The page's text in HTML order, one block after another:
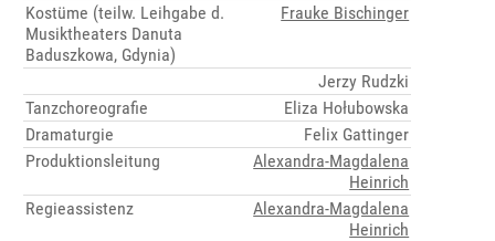
Kostüme (teilw. Leihgabe d.
Musiktheaters Danuta
Baduszkowa, Gdynia)
Frauke Bischinger
Jerzy Rudzki
Tanzchoreografie
Eliza Hołubowska
Dramaturgie
Felix Gattinger
Produktionsleitung
Alexandra-Magdalena
Heinrich
Regieassistenz
Alexandra-Magdalena
Heinrich